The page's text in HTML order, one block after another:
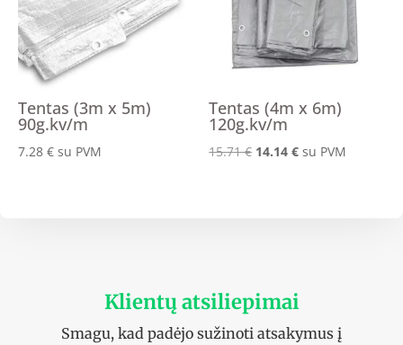
Tentas (3m x 5m)
90g.kv/m
7.28 € su PVM
Tentas (4m x 6m)
120g.kv/m
15.71€ Original
14.14€Current
su PVM
Klientų atsiliepimai
Smagu, kad padėjo sužinoti atsakymus į